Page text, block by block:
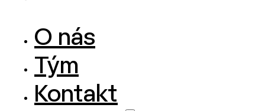
O nás
Tým
Kontakt